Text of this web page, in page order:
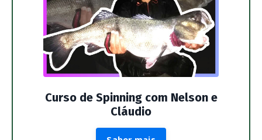
Curso de Spinning com Nelson e
Cláudio